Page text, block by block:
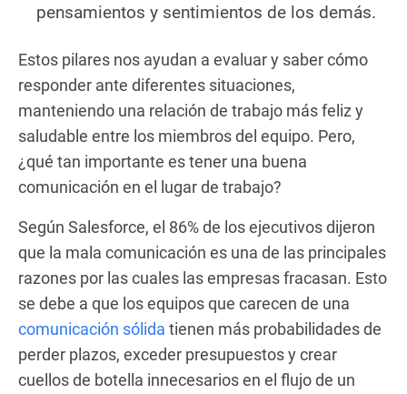
pensamientos y sentimientos de los demás.
Estos pilares nos ayudan a evaluar y saber cómo
responder ante diferentes situaciones,
manteniendo una relación de trabajo más feliz y
saludable entre los miembros del equipo. Pero,
¿qué tan importante es tener una buena
comunicación en el lugar de trabajo?
Según Salesforce, el 86% de los ejecutivos dijeron
que la mala comunicación es una de las principales
razones por las cuales las empresas fracasan. Esto
se debe a que los equipos que carecen de una
comunicación sólida tienen más probabilidades de
perder plazos, exceder presupuestos y crear
cuellos de botella innecesarios en el flujo de un